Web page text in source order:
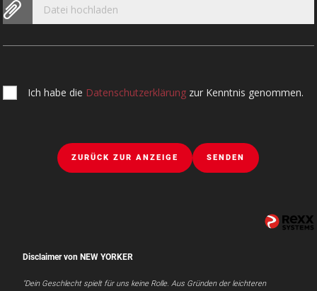
Datei hochladen
Ich habe die Datenschutzerklärung zur Kenntnis genommen.
ZURÜCK ZUR ANZEIGE SENDEN
Disclaimer von NEW YORKER
"Dein Geschlecht spielt für uns keine Rolle. Aus Gründen der leichteren